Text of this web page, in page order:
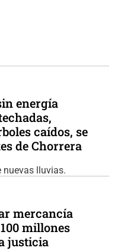
energía
caídos, se
de Chorrera
nuevas lluvias.
mercancía
millones
justicia